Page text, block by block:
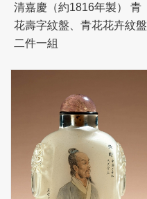
清嘉慶（約1816年製） 青
花壽字紋盤、青花花卉紋盤
二件一組